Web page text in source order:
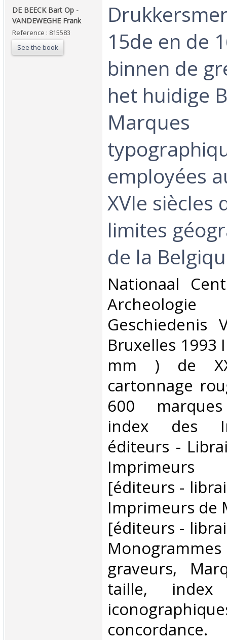
‎DE BEECK Bart Op -
VANDEWEGHE Frank‎
Reference : 815583
See the book
15de en de
binnen de
het huidige
Marques
employées
XVIe siècles
limites
de la
‎Nationaal
Geschiedenis
Bruxelles 1993
mm ) de
cartonnage
600
index des
éditeurs -
[éditeurs -
Imprimeurs de
[éditeurs -
graveurs,
taille,